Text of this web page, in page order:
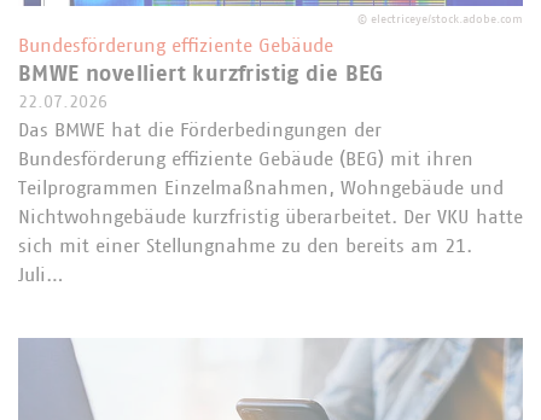
© electriceye/stock.adobe.com
Bundesförderung effiziente Gebäude
BMWE novelliert kurzfristig die BEG
22.07.2026
Das BMWE hat die Förderbedingungen der
Bundesförderung effiziente Gebäude (BEG) mit ihren
Teilprogrammen Einzelmaßnahmen, Wohngebäude und
Nichtwohngebäude kurzfristig überarbeitet. Der VKU hatte
sich mit einer Stellungnahme zu den bereits am 21.
Juli…